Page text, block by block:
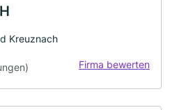
Kreuznach
Firma bewerten